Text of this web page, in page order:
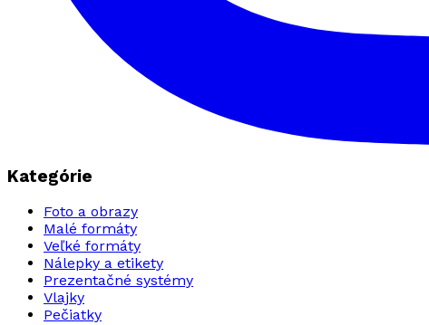
Kategórie
Foto a obrazy
Malé formáty
Veľké formáty
Nálepky a etikety
Prezentačné systémy
Vlajky
Pečiatky